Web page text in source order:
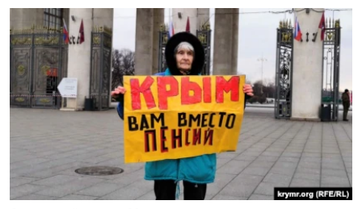
УКРАЇНА
СВІТ
СХЕМИ
ПРИАЗОВ’Я
КИТАЙ.ВИКЛИКИ
МУЛЬТИМЕДІА
СПЕЦПРОЄКТИ
ПОДКАСТИ